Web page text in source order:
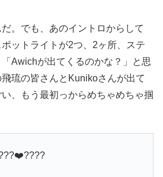
だ。でも、あのイントロからして
ットライトが2つ、2ヶ所、ステ
Awichが出てくるのかな？」と思
琉の皆さんとKunikoさんが出て
、もう最初っからめちゃめちゃ掴